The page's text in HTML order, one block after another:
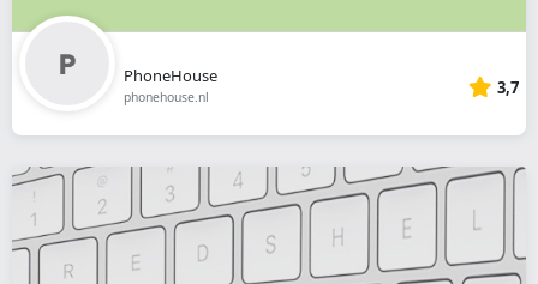
PhoneHouse
phonehouse.nl 3,7